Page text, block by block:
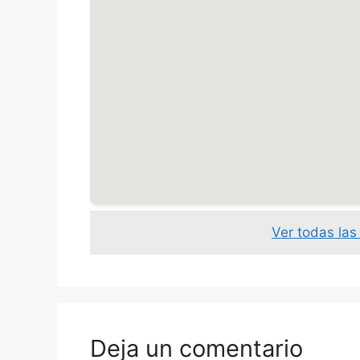
Ver todas
Deja un comentario